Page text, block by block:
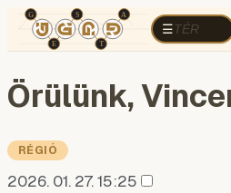
☰TÉR
TÉR
Örülünk,
RÉGIÓ
2026. 01. 27. 15:25